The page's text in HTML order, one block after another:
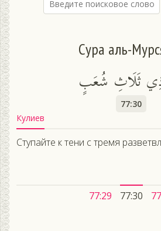
Сура аль-
ذِي ثَلَاثِ شُعَبٍ
77:30
Кулиев
Ступайте к тени с тремя
77:29 77:30